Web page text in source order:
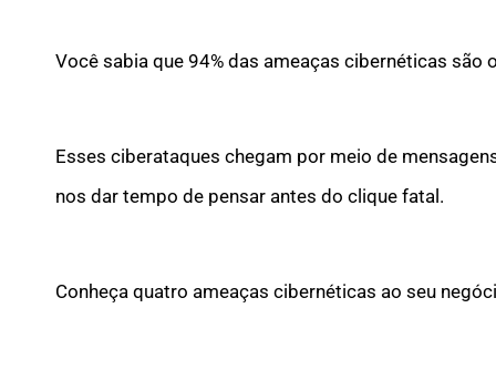
Você sabia que 94% das ameaças cibernéticas são
Esses ciberataques chegam por meio de
nos dar tempo de pensar antes do clique fatal.
Conheça quatro ameaças cibernéticas ao seu